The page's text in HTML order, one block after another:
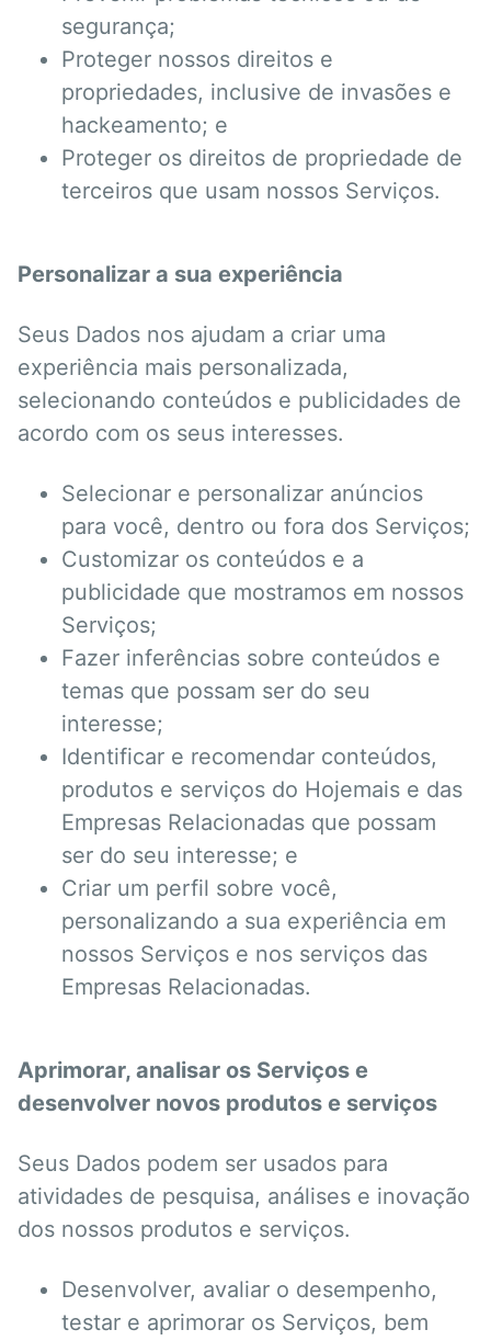
segurança;
Proteger nossos direitos e
propriedades, inclusive de invasões e
hackeamento; e
Proteger os direitos de propriedade de
terceiros que usam nossos Serviços.
Personalizar a sua experiência
Seus Dados nos ajudam a criar uma
experiência mais personalizada,
selecionando conteúdos e publicidades de
acordo com os seus interesses.
Selecionar e personalizar anúncios
para você, dentro ou fora dos Serviços;
Customizar os conteúdos e a
publicidade que mostramos em nossos
Serviços;
Fazer inferências sobre conteúdos e
temas que possam ser do seu
interesse;
Identificar e recomendar conteúdos,
produtos e serviços do Hojemais e das
Empresas Relacionadas que possam
ser do seu interesse; e
Criar um perfil sobre você,
personalizando a sua experiência em
nossos Serviços e nos serviços das
Empresas Relacionadas.
Aprimorar, analisar os Serviços e
desenvolver novos produtos e serviços
Seus Dados podem ser usados para
atividades de pesquisa, análises e inovação
dos nossos produtos e serviços.
Desenvolver, avaliar o desempenho,
testar e aprimorar os Serviços, bem